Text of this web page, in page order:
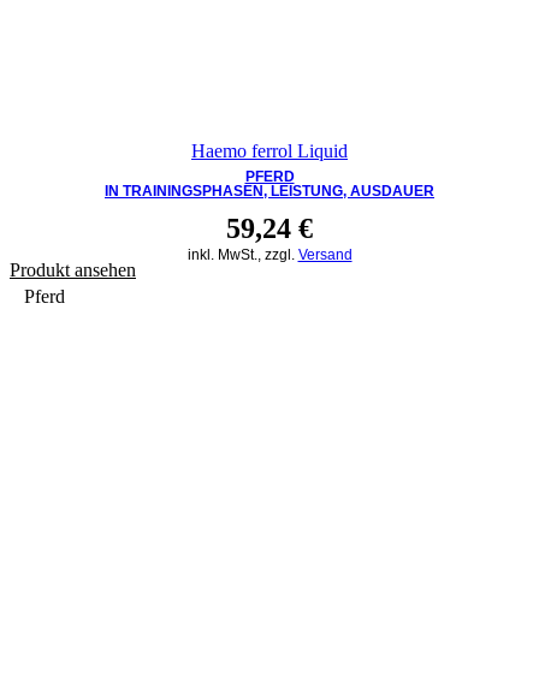
Haemo ferrol Liquid
PFERD
IN TRAININGSPHASEN, LEISTUNG, AUSDAUER
59,24 €
inkl. MwSt., zzgl. Versand
Produkt ansehen
Pferd